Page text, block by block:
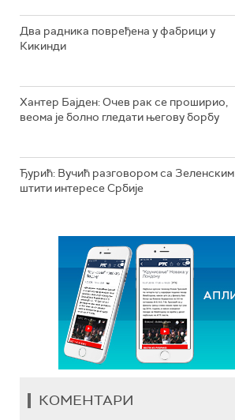
Два радника повређена у фабрици у
Кикинди
Хантер Бајден: Очев рак се проширио,
веома је болно гледати његову борбу
Ђурић: Вучић разговором са Зеленским
штити интересе Србије
КОМЕНТАРИ